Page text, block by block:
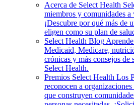
Acerca de Select Health
miembros y comunidades
¡Descubre por qué más de
eligen como su plan de
Select Health Blog
Medicaid, Medicare,
crónicas y más consejos de
Select Health.
Premios Select Health Los
reconocen a
que construyen